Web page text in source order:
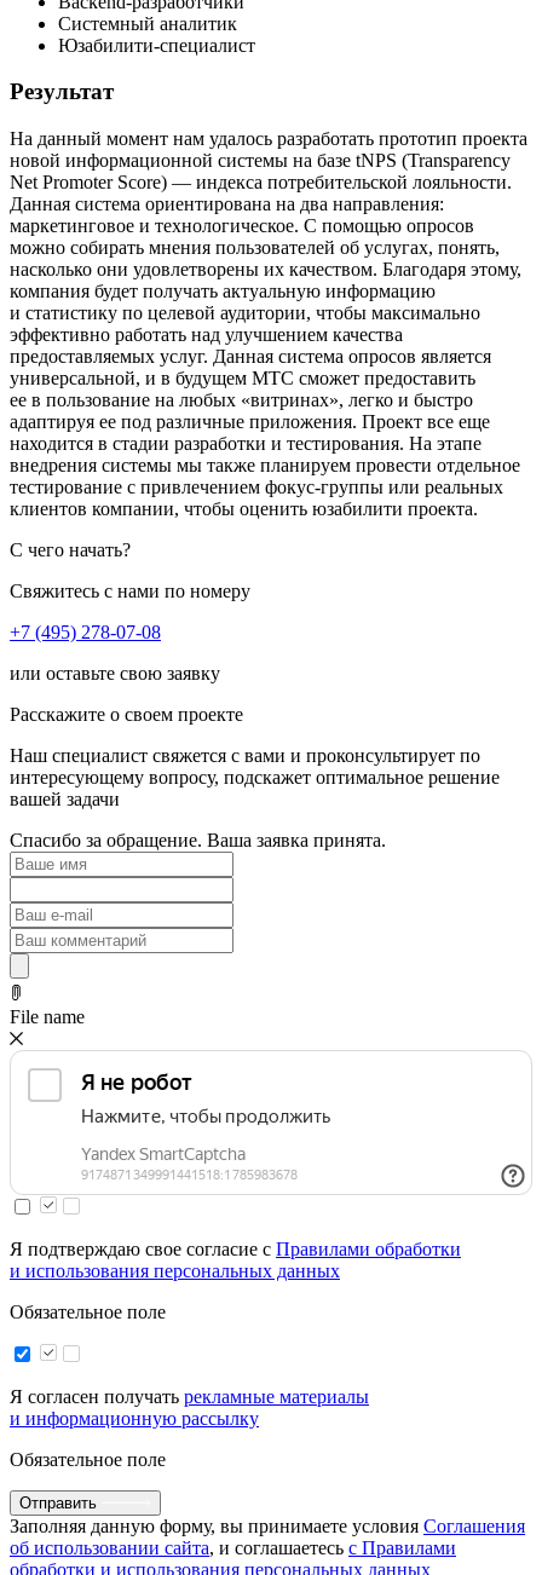
Системный аналитик
Юзабилити-специалист
Результат
На данный момент нам удалось разработать прототип проекта
новой информационной системы на базе tNPS (Transparency
Net Promoter Score) — индекса потребительской лояльности.
Данная система ориентирована на два направления:
маркетинговое и технологическое. С помощью опросов
можно собирать мнения пользователей об услугах, понять,
насколько они удовлетворены их качеством. Благодаря этому,
компания будет получать актуальную информацию
и статистику по целевой аудитории, чтобы максимально
эффективно работать над улучшением качества
предоставляемых услуг. Данная система опросов является
универсальной, и в будущем МТС сможет предоставить
ее в пользование на любых «витринах», легко и быстро
адаптируя ее под различные приложения. Проект все еще
находится в стадии разработки и тестирования. На этапе
внедрения системы мы также планируем провести отдельное
тестирование с привлечением фокус-группы или реальных
клиентов компании, чтобы оценить юзабилити проекта.
С чего начать?
Свяжитесь с нами по номеру
+7 (495) 278-07-08
или оставьте свою заявку
Расскажите о своем проекте
Наш специалист свяжется с вами и проконсультирует по
интересующему вопросу, подскажет оптимальное решение
вашей задачи
Спасибо за обращение. Ваша заявка принята.
File name
Я подтверждаю свое согласие с Правилами обработки
и использования персональных данных
Обязательное поле
Я согласен получать рекламные материалы
и информационную рассылку
Обязательное поле
Отправить
Заполняя данную форму, вы принимаете условия Соглашения
об использовании сайта, и соглашаетесь с Правилами
обработки и использования персональных данных